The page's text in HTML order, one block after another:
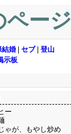
ページ
結婚 セブ| 登山
示板
ー
ゃが、もやし炒め